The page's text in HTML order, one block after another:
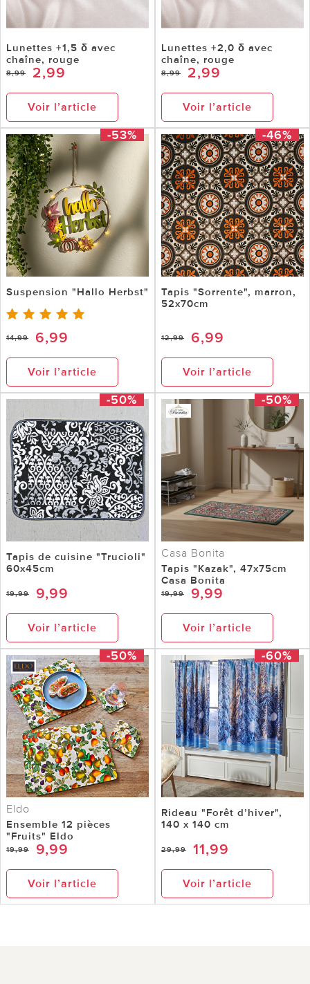
Lunettes +1,5 δ avec
chaîne, rouge
8,99 2,99
Voir l’article
Lunettes +2,0 δ avec
chaîne, rouge
8,99 2,99
Voir l’article
-53%
Suspension "Hallo Herbst"
14,99 6,99
Voir l’article
-46%
Tapis "Sorrente", marron,
52x70cm
12,99 6,99
Voir l’article
-50%
Tapis de cuisine "Trucioli"
60x45cm
19,99 9,99
Voir l’article
-50%
Casa Bonita
Tapis "Kazak", 47x75cm
Casa Bonita
19,99 9,99
Voir l’article
-50%
Eldo
Ensemble 12 pièces
"Fruits" Eldo
19,99 9,99
Voir l’article
-60%
Rideau "Forêt d’hiver",
140 x 140 cm
29,99 11,99
Voir l’article